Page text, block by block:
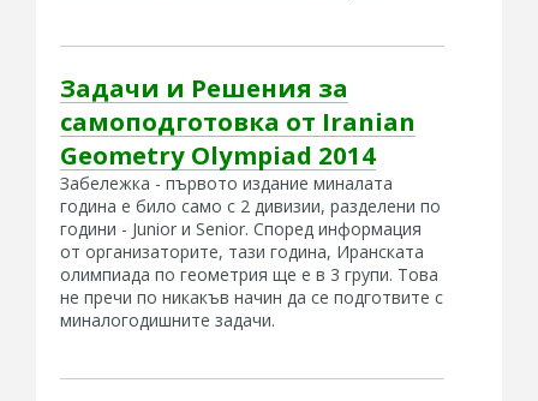
Задачи и Решения за
самоподготовка от Iranian
Geometry Olympiad 2014
Забележка - първото издание миналата
година е било само с 2 дивизии, разделени по
години - Junior и Senior. Според информация
от организаторите, тази година, Иранската
олимпиада по геометрия ще е в 3 групи. Това
не пречи по никакъв начин да се подготвите с
миналогодишните задачи.